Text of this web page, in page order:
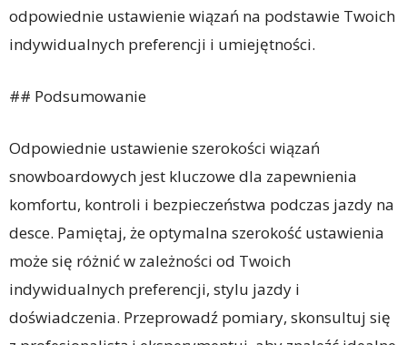
odpowiednie ustawienie wiązań na podstawie Twoich
indywidualnych preferencji i umiejętności.
## Podsumowanie
Odpowiednie ustawienie szerokości wiązań
snowboardowych jest kluczowe dla zapewnienia
komfortu, kontroli i bezpieczeństwa podczas jazdy na
desce. Pamiętaj, że optymalna szerokość ustawienia
może się różnić w zależności od Twoich
indywidualnych preferencji, stylu jazdy i
doświadczenia. Przeprowadź pomiary, skonsultuj się